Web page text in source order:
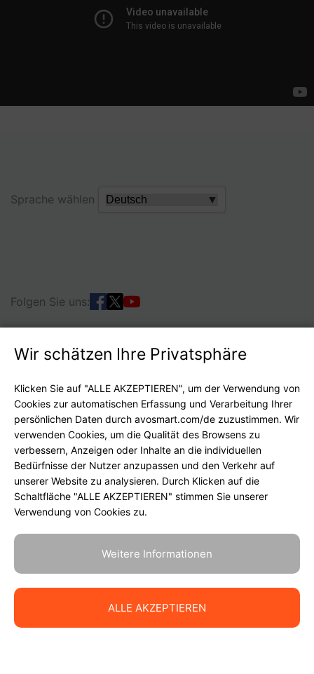
Sprache wählen ▼
Folgen Sie uns:
Copyrights 2026 © avosmart
Support
Unterstützung
Blog
Contact us
Company
Data security
Privacy Policy
Terms of service
Wir schätzen Ihre Privatsphäre
Klicken Sie auf "ALLE AKZEPTIEREN", um der Verwendung von
Cookies zur automatischen Erfassung und Verarbeitung Ihrer
persönlichen Daten durch avosmart.com/de zuzustimmen. Wir
verwenden Cookies, um die Qualität des Browsens zu
verbessern, Anzeigen oder Inhalte an die individuellen
Bedürfnisse der Nutzer anzupassen und den Verkehr auf
unserer Website zu analysieren. Durch Klicken auf die
Schaltfläche "ALLE AKZEPTIEREN" stimmen Sie unserer
Verwendung von Cookies zu.
Weitere Informationen
ALLE AKZEPTIEREN